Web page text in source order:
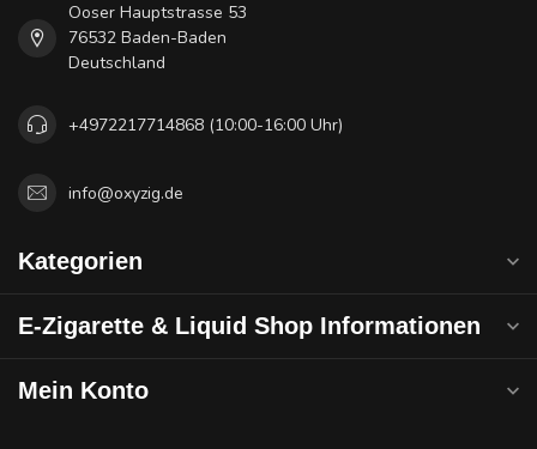
Ooser Hauptstrasse 53
76532 Baden-Baden
Deutschland
+4972217714868 (10:00-16:00 Uhr)
info@oxyzig.de
Kategorien
E-Zigarette & Liquid Shop Informationen
Mein Konto